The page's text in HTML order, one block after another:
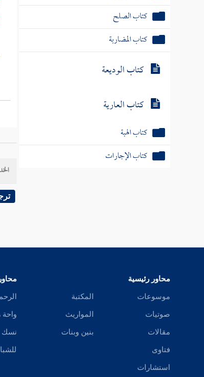
كتاب الصلح
كتاب المضاربة
كتاب الوديعة
كتاب الإجارات
كتاب الغصب
محاور رئيسية
موسوعات
صوتيات
مقالات
فتاوى
استشارات
المكتبة
المواريث
بنين وبنات نسك